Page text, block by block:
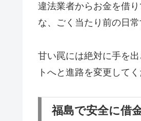
違法業者からお金を借り
な、ごく当たり前の日
甘い罠には絶対に手を
トへと進路を変更してく
福島で安全に借